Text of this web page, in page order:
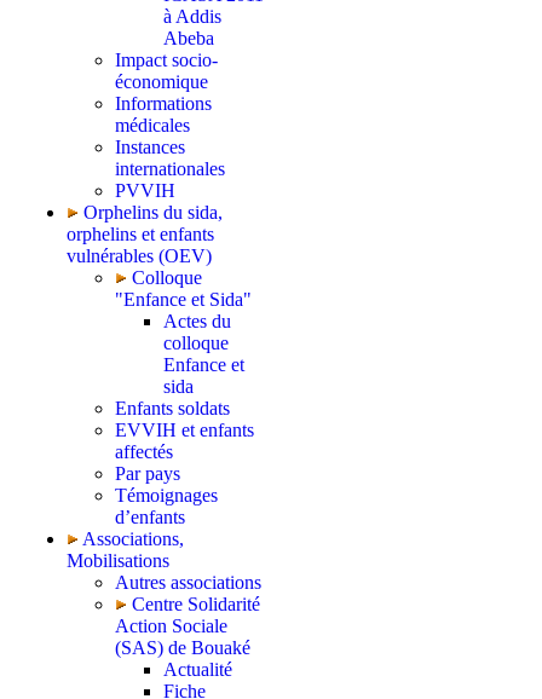
à Addis
Abeba
Impact socio-
économique
Informations
médicales
Instances
internationales
PVVIH
Orphelins du sida,
orphelins et enfants
vulnérables (OEV)
Colloque
"Enfance et Sida"
Actes du
colloque
Enfance et
sida
Enfants soldats
EVVIH et enfants
affectés
Par pays
Témoignages
d’enfants
Associations,
Mobilisations
Autres associations
Centre Solidarité
Action Sociale
(SAS) de Bouaké
Actualité
Fiche